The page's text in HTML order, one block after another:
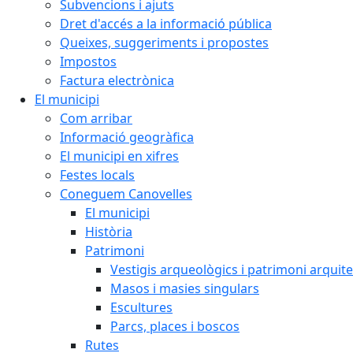
Subvencions i ajuts
Dret d'accés a la informació pública
Queixes, suggeriments i propostes
Impostos
Factura electrònica
El municipi
Com arribar
Informació geogràfica
El municipi en xifres
Festes locals
Coneguem Canovelles
El municipi
Història
Patrimoni
Vestigis arqueològics i patrimoni
Masos i masies singulars
Escultures
Parcs, places i boscos
Rutes